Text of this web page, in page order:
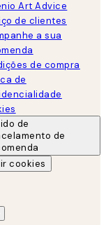
Art Advice
de clientes
a sua
de compra
de
de
de
cookies